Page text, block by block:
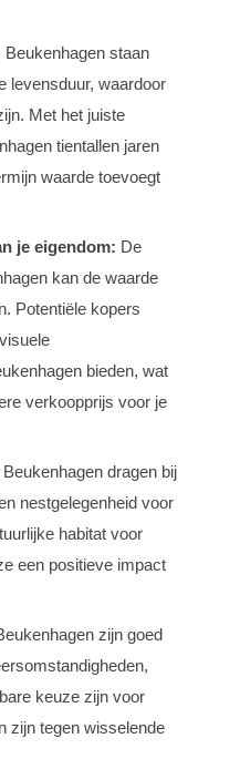
Beukenhagen staan
levensduur, waardoor
Met het juiste
tientallen jaren
waarde toevoegt
je eigendom: De
kan de waarde
Potentiële kopers
bieden, wat
verkoopprijs voor je
Beukenhagen dragen bij
nestgelegenheid voor
habitat voor
een positieve impact
zijn goed
keuze zijn voor
zijn tegen wisselende